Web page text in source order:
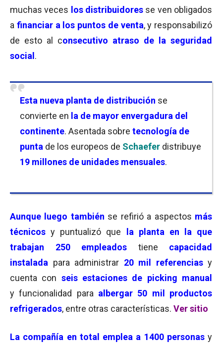
muchas veces los distribuidores se ven obligados
a financiar a los puntos de venta, y responsabilizó
de esto al consecutivo atraso de la seguridad
social .
Esta nueva planta de distribución se
convierte en la de mayor envergadura del
continente. Asentada sobre tecnología de
punta de los europeos de Schaefer distribuye
19 millones de unidades mensuales.
Aunque luego también se refirió a aspectos más
técnicos y puntualizó que
la planta en la que
trabajan 250 empleados tiene capacidad
instalada para administrar 20 mil referencias y
cuenta con seis estaciones de picking manua
y funcionalidad para albergar 50 mil productos
refrigerados, entre otras características. Ver sitio
La compañía en total emplea a 1400 personas y